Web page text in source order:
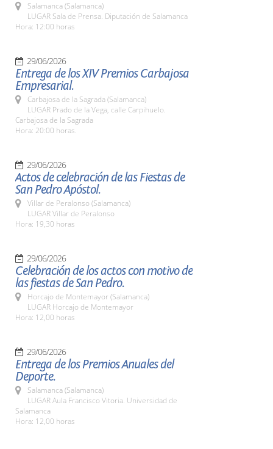
Salamanca (Salamanca)
LUGAR Sala de Prensa. Diputación de Salamanca
Hora: 12:00 horas
29/06/2026
Entrega de los XIV Premios Carbajosa
Empresarial.
Carbajosa de la Sagrada (Salamanca)
LUGAR Prado de la Vega, calle Carpihuelo.
Carbajosa de la Sagrada
Hora: 20:00 horas.
29/06/2026
Actos de celebración de las Fiestas de
San Pedro Apóstol.
Villar de Peralonso (Salamanca)
LUGAR Villar de Peralonso
Hora: 19,30 horas
29/06/2026
Celebración de los actos con motivo de
las fiestas de San Pedro.
Horcajo de Montemayor (Salamanca)
LUGAR Horcajo de Montemayor
Hora: 12,00 horas
29/06/2026
Entrega de los Premios Anuales del
Deporte.
Salamanca (Salamanca)
LUGAR Aula Francisco Vitoria. Universidad de
Salamanca
Hora: 12,00 horas